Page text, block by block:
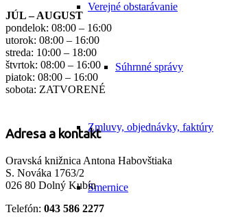
Verejné obstarávanie
Súhrnné správy
Zmluvy, objednávky, faktúry
Smernice
JÚL – AUGUST
pondelok: 08:00 – 16:00
utorok: 08:00 – 16:00
streda: 10:00 – 18:00
štvrtok: 08:00 – 16:00
piatok: 08:00 – 16:00
sobota: ZATVORENÉ
Adresa a kontakt
Oravská knižnica Antona Habovštiaka
S. Nováka 1763/2
026 80 Dolný Kubín
Telefón: 043 586 2277